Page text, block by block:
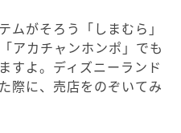
ムがそろう「しまむら」
アカチャンホンポ」でも
すよ。ディズニーランド
際に、売店をのぞいてみ